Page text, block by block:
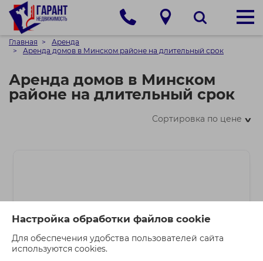
Настройка обработки файлов cookie
Для обеспечения удобства пользователей сайта
используются cookies.
Главная
Аренда
Аренда домов в Минском районе на длительный срок
Аренда домов в Минском
районе на длительный срок
Сортировка по цене>